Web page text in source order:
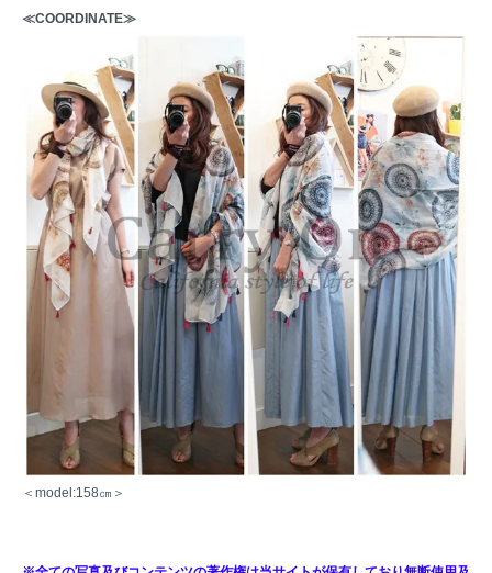
≪COORDINATE≫
＜model:158㎝＞